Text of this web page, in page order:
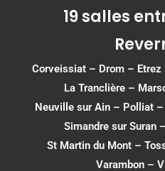
19 salles
Corveissiat– Drom– Etrez
La Tranclière –
Neuville sur Ain – Polliat –
Simandre sur Suran–
St Martin du Mont–
Varambon–